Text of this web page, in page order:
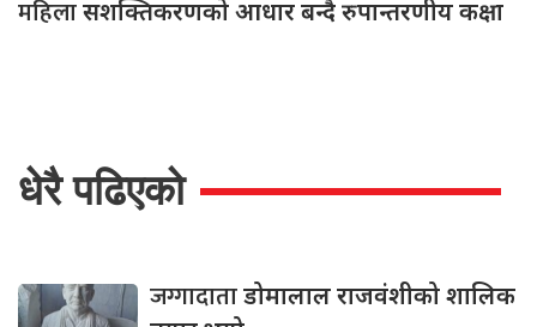
महिलासशक्तिकरणको आधार बन्दै रुपान्तरणीय कक्षा
धेरै पढिएको
जग्गादाताडोमालाल राजवंशीको शालिक